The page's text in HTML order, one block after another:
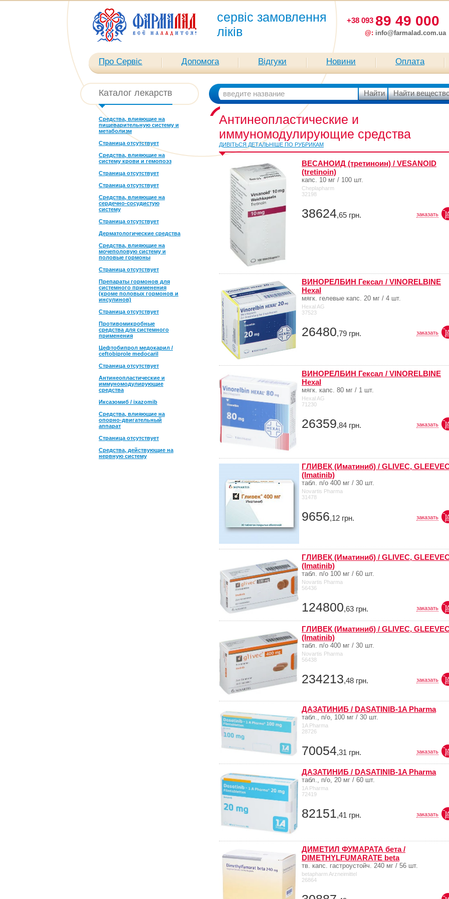
сервіс замовлення
ліків
+38 093 89 49 000
@: info@farmalad.com.ua
Про Сервіс Допомога Відгуки Новини Оплата
Каталог лекарств
Средства, влияющие на
пищеварительную систему и
метаболизм
Страница отсутствует
Средства, влияющие на
систему крови и гемопоэз
Страница отсутствует
Страница отсутствует
Средства, влияющие на
сердечно-сосудистую
систему
Страница отсутствует
Дерматологические средства
Средства, влияющие на
мочеполовую систему и
половые гормоны
Страница отсутствует
Препараты гормонов для
системного применения
(кроме половых гормонов и
инсулинов)
Страница отсутствует
Противомикробные
средства для системного
применения
Цефтобипрол медокарил /
ceftobiprole medocaril
Страница отсутствует
Антинеопластические и
иммуномодулирующие
средства
Иксазомиб / ixazomib
Средства, влияющие на
опорно-двигательный
аппарат
Страница отсутствует
Средства, действующие на
нервную систему
Антинеопластические и
иммуномодулирующие средства
ДИВІТЬСЯ ДЕТАЛЬНІШЕ ПО РУБРИКАМ
ВЕСАНОИД (третиноин) / VESANOID
(tretinoin)
капс. 10 мг / 100 шт.
Cheplapharm
32198
38624,65 грн. заказать
ВИНОРЕЛБИН Гексал / VINORELBINE
Hexal
мягк. гелевые капс. 20 мг / 4 шт.
Hexal AG
37523
26480,79 грн. заказать
ВИНОРЕЛБИН Гексал / VINORELBINE
Hexal
мягк. капс. 80 мг / 1 шт.
Hexal AG
71230
26359,84 грн. заказать
ГЛИВЕК (Иматиниб) / GLIVEC,
(Imatinib)
табл. п/о 400 мг / 30 шт.
Novartis Pharma
31478
9656,12 грн. заказать
ГЛИВЕК (Иматиниб) / GLIVEC,
(Imatinib)
табл. п/о 100 мг / 60 шт.
Novartis Pharma
56436
124800,63 грн. заказать
ГЛИВЕК (Иматиниб) / GLIVEC,
(Imatinib)
табл. п/о 400 мг / 30 шт.
Novartis Pharma
56438
234213,48 грн. заказать
ДАЗАТИНИБ / DASATINIB-1A Pharma
табл., п/о, 100 мг / 30 шт.
1A Pharma
28726
70054,31 грн. заказать
ДАЗАТИНИБ / DASATINIB-1A Pharma
табл., п/о, 20 мг / 60 шт.
1A Pharma
72419
82151,41 грн. заказать
ДИМЕТИЛ ФУМАРАТА бета /
DIMETHYLFUMARATE beta
тв. капс. гастроустойч. 240 мг / 56 шт.
betapharm Arzneimittel
26864